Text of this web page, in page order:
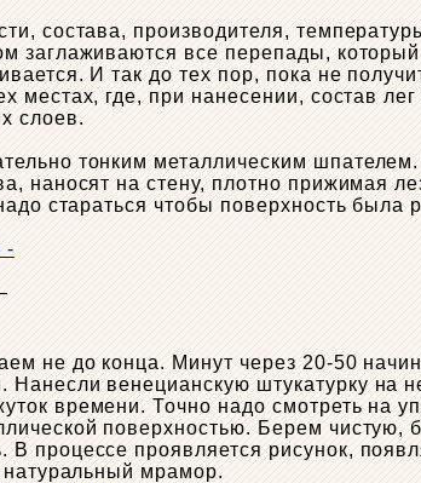
состава, производителя,
заглаживаются все перепады,
И так до тех пор, пока не
где, при нанесении, состав
слоев.
тонким металлическим
наносят на стену, плотно прижимая
стараться чтобы поверхность
не до конца. Минут через 20-50
венецианскую штукатурку на
времени. Точно надо смотреть на
поверхностью. Берем чистую,
процессе проявляется рисунок,
натуральный мрамор.